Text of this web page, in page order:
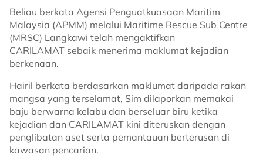
Beliau berkata Agensi Penguatkuasaan Maritim
Malaysia (APMM) melalui Maritime Rescue Sub Centre
(MRSC) Langkawi telah mengaktifkan
CARILAMAT sebaik menerima maklumat kejadian
berkenaan.
Hairil berkata berdasarkan maklumat daripada rakan
mangsa yang terselamat, Sim dilaporkan memakai
baju berwarna kelabu dan berseluar biru ketika
kejadian dan CARILAMAT kini diteruskan dengan
penglibatan aset serta pemantauan berterusan di
kawasan pencarian.